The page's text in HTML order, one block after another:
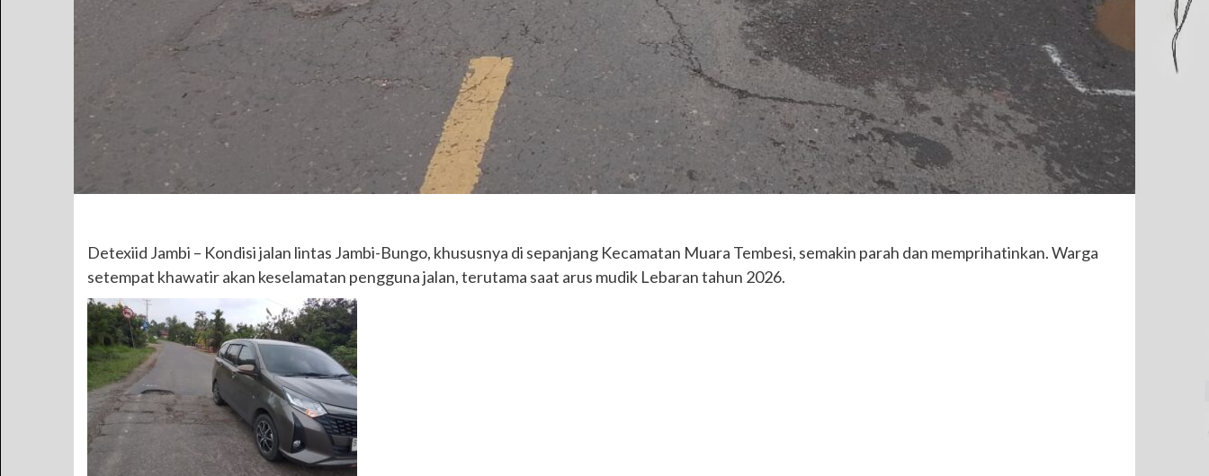
Detexiid Jambi – Kondisi jalan lintas Jambi-Bungo, khususnya di sepanjang Kecamatan Muara Tembesi, semakin parah dan memprihatinkan. Warga
setempat khawatir akan keselamatan pengguna jalan, terutama saat arus mudik Lebaran tahun 2026.